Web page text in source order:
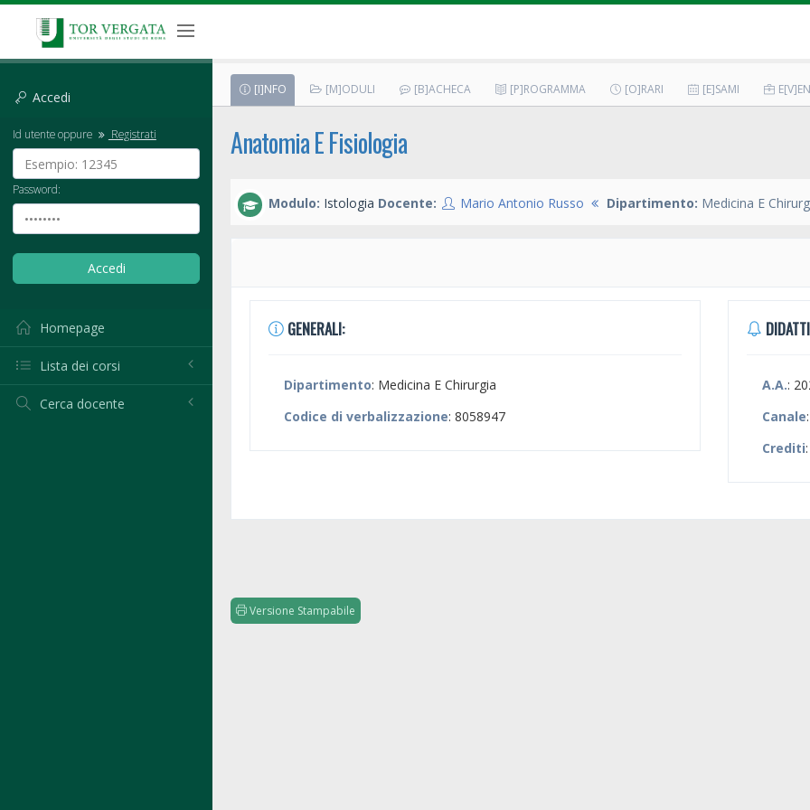
Accedi
Id utente oppure Registrati
Password:
Homepage
Lista dei corsi
Cerca docente
[I]NFO [M]ODULI [B]ACHECA [P]ROGRAMMA [O]RARI [E]SAMI
Anatomia E Fisiologia
Modulo: Istologia Docente: Mario Antonio Russo Dipartimento: Medicina E
GENERALI:
Dipartimento: Medicina E Chirurgia
Codice di verbalizzazione: 8058947
A.A.:
Canale
Crediti
Versione Stampabile